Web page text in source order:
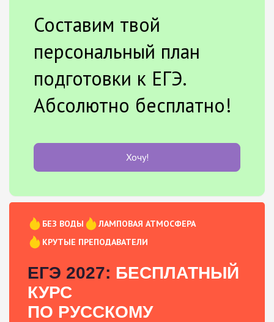
Составим твой
персональный план
подготовки к ЕГЭ.
Абсолютно бесплатно!
Хочу!
БЕЗ ВОДЫ
ЛАМПОВАЯ АТМОСФЕРА
КРУТЫЕ ПРЕПОДАВАТЕЛИ
ЕГЭ 2027: БЕСПЛАТНЫЙ
КУРС
ПО РУССКОМУ